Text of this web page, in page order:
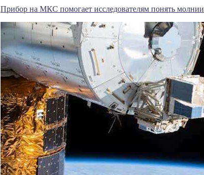
Прибор на МКС помогает исследователям понять молнии